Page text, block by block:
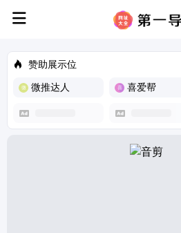
赞助展示位
微推达人 喜爱帮